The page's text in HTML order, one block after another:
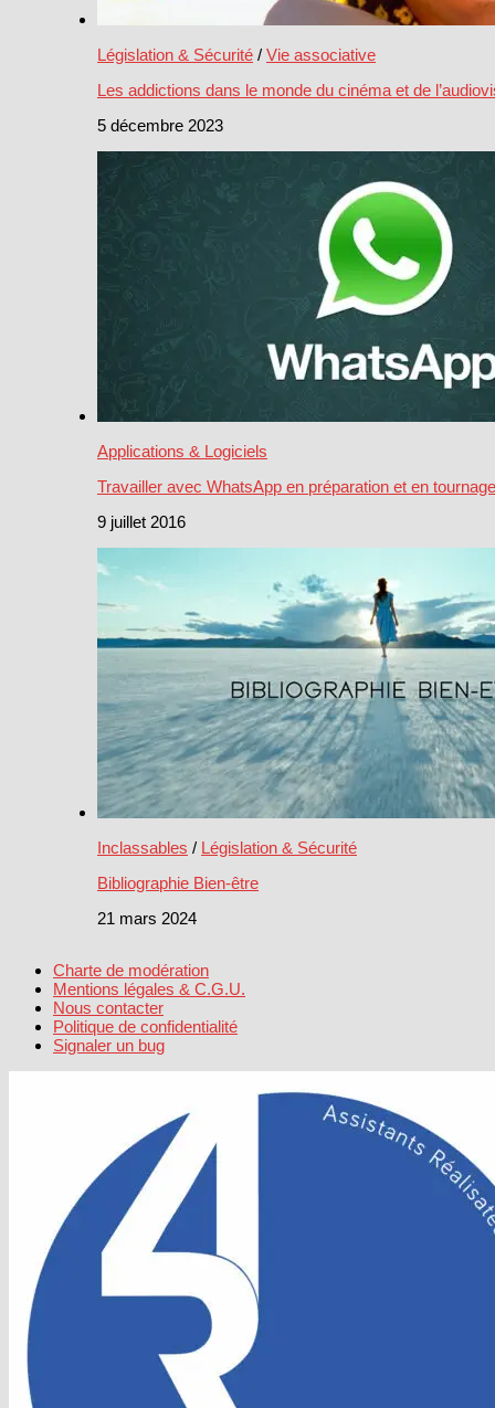
Législation & Sécurité / Vie associative
Les addictions dans le monde du cinéma et de
5 décembre 2023
Applications & Logiciels
Travailler avec WhatsApp en préparation et en tournage
9 juillet 2016
Inclassables / Législation & Sécurité
Bibliographie Bien-être
21 mars 2024
Charte de modération
Mentions légales & C.G.U.
Nous contacter
Politique de confidentialité
Signaler un bug